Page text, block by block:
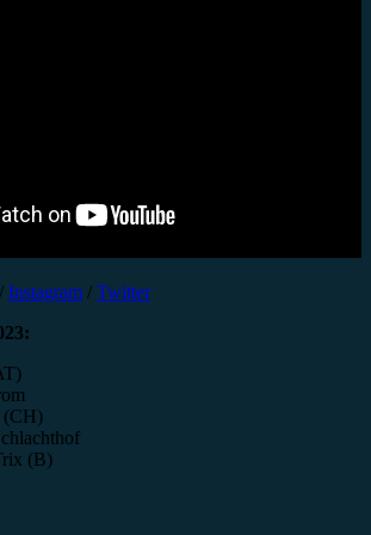
/ Instagram / Twitter
(CH)
(B)